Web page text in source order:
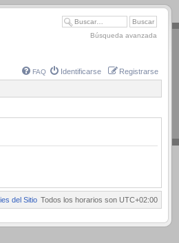
Búsqueda avanzada
FAQ Identificarse Registrarse
Todos los horarios son UTC+02:00
del Sitio